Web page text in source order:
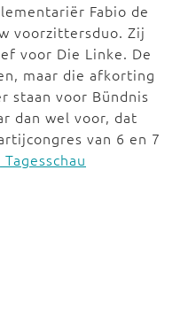
Fabio de
voorzittersduo. Zij
voor Die Linke. De
maar die afkorting
staan voor Bündnis
dan wel voor, dat
van 6 en 7